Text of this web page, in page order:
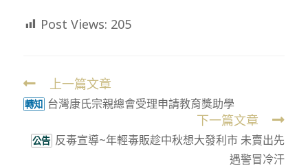
Post Views: 205
Read
more
上一篇文章
轉知 台灣康氏宗親總會受理申請教育獎助學
下一篇文章
公告 反毒宣導~年輕毒販趁中秋想大發利市 未賣出先
遇警冒冷汗